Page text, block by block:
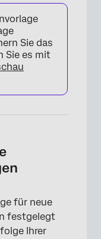
Sie das
Sie es mit
für neue
festgelegt
Ihrer